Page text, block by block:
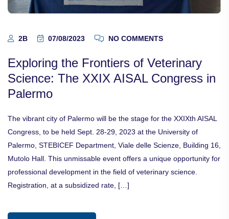
2B 07/08/2023 NO COMMENTS
Exploring the Frontiers of Veterinary
Science: The XXIX AISAL Congress in
Palermo
The vibrant city of Palermo will be the stage for the XXIXth AISAL
Congress, to be held Sept. 28-29, 2023 at the University of
Palermo, STEBICEF Department, Viale delle Scienze, Building 16,
Mutolo Hall. This unmissable event offers a unique opportunity for
professional development in the field of veterinary science.
Registration, at a subsidized rate, […]